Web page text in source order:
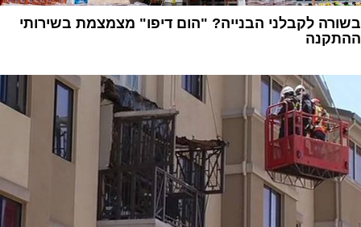
בשורה לקבלני הבנייה? "הום דיפו" מצמצמת בשירותי
ההתקנה